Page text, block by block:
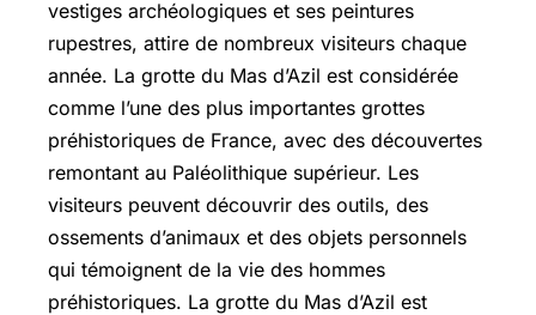
vestiges archéologiques et ses peintures
rupestres, attire de nombreux visiteurs chaque
année. La grotte du Mas d’Azil est considérée
comme l’une des plus importantes grottes
préhistoriques de France, avec des découvertes
remontant au Paléolithique supérieur. Les
visiteurs peuvent découvrir des outils, des
ossements d’animaux et des objets personnels
qui témoignent de la vie des hommes
préhistoriques. La grotte du Mas d’Azil est